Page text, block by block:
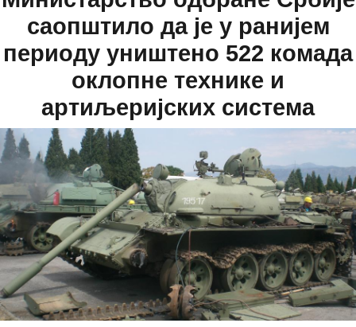
саопштило да је у ранијем
периоду уништено 522 комада
оклопне технике и
артиљеријских система